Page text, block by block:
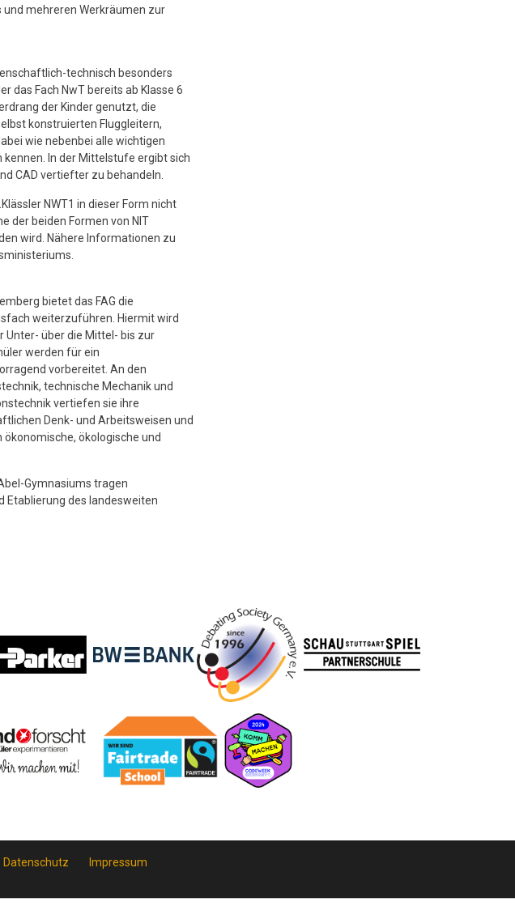
und mehreren Werkräumen zur
technisch besonders
das Fach NwT bereits ab Klasse 6
der Kinder genutzt, die
konstruierten Fluggleitern,
wie nebenbei alle wichtigen
In der Mittelstufe ergibt sich
CAD vertiefter zu behandeln.
NWT1 in dieser Form nicht
der beiden Formen von NIT
wird. Nähere Informationen zu
bietet das FAG die
weiterzuführen. Hiermit wird
Unter- über die Mittel- bis zur
werden für ein
vorbereitet. An den
technische Mechanik und
vertiefen sie ihre
Denk- und Arbeitsweisen und
ökologische und
Gymnasiums tragen
Etablierung des landesweiten
Datenschutz Impressum